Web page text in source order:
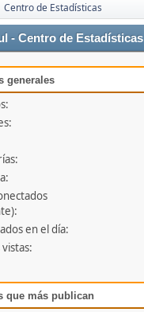
Centro de Estadísticas
- Centro de Estadísticas
generales
en el día:
que más publican